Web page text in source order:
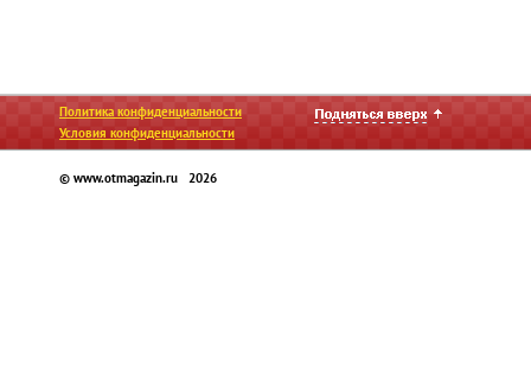
Политика конфиденциальности
Условия конфиденциальности
© www.otmagazin.ru 2026